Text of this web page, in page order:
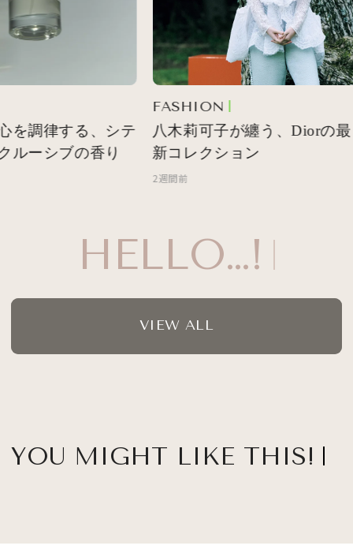
HELLO…!
調律する、シテ
ーシブの香り
FASHION
八木莉可子が纏う、Diorの最
新コレクション
2週間前
VIEW ALL
YOU MIGHT LIKE THIS!